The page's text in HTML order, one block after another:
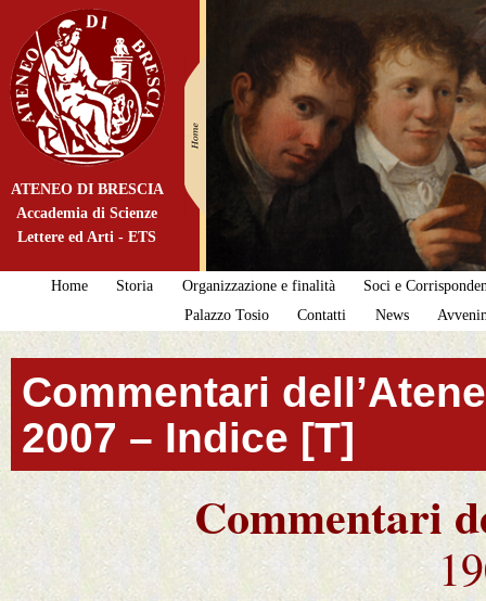
ATENEO DI BRESCIA
Accademia di Scienze
Lettere ed Arti - ETS
Home Storia Organizzazione e finalità
Soci e
Palazzo Tosio
Contatti News
Commentari
2007 – Indice [T]
Commentari